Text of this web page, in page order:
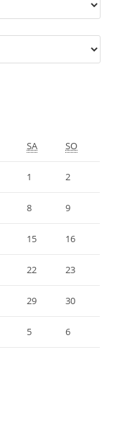
SA SO
1 2
8 9
15 16
22 23
29 30
5 6